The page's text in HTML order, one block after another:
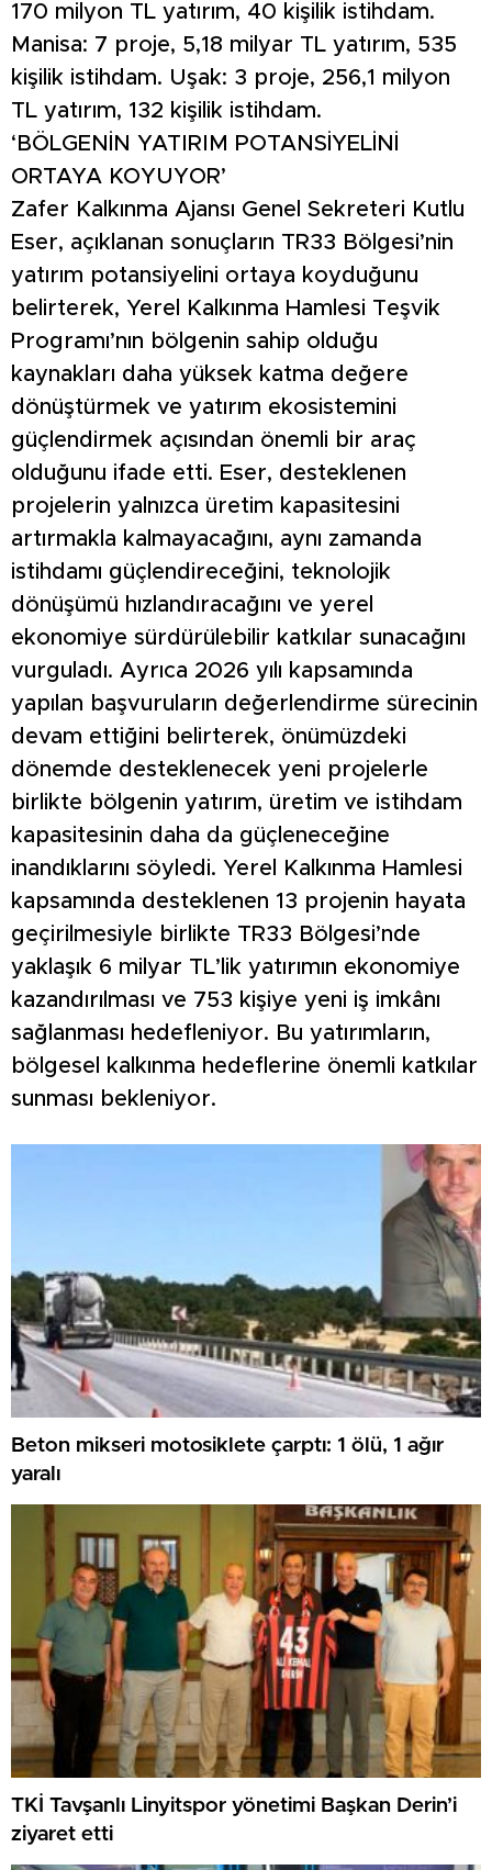
170 milyon TL yatırım, 40 kişilik istihdam.
Manisa: 7 proje, 5,18 milyar TL yatırım, 535
kişilik istihdam. Uşak: 3 proje, 256,1 milyon
TL yatırım, 132 kişilik istihdam.
‘BÖLGENİN YATIRIM POTANSİYELİNİ
ORTAYA KOYUYOR’
Zafer Kalkınma Ajansı Genel Sekreteri Kutlu
Eser, açıklanan sonuçların TR33 Bölgesi’nin
yatırım potansiyelini ortaya koyduğunu
belirterek, Yerel Kalkınma Hamlesi Teşvik
Programı’nın bölgenin sahip olduğu
kaynakları daha yüksek katma değere
dönüştürmek ve yatırım ekosistemini
güçlendirmek açısından önemli bir araç
olduğunu ifade etti. Eser, desteklenen
projelerin yalnızca üretim kapasitesini
artırmakla kalmayacağını, aynı zamanda
istihdamı güçlendireceğini, teknolojik
dönüşümü hızlandıracağını ve yerel
ekonomiye sürdürülebilir katkılar sunacağını
vurguladı. Ayrıca 2026 yılı kapsamında
yapılan başvuruların değerlendirme sürecinin
devam ettiğini belirterek, önümüzdeki
dönemde desteklenecek yeni projelerle
birlikte bölgenin yatırım, üretim ve istihdam
kapasitesinin daha da güçleneceğine
inandıklarını söyledi. Yerel Kalkınma Hamlesi
kapsamında desteklenen 13 projenin hayata
geçirilmesiyle birlikte TR33 Bölgesi’nde
yaklaşık 6 milyar TL’lik yatırımın ekonomiye
kazandırılması ve 753 kişiye yeni iş imkânı
sağlanması hedefleniyor. Bu yatırımların,
bölgesel kalkınma hedeflerine önemli katkılar
sunması bekleniyor.
Beton mikseri motosiklete çarptı: 1 ölü, 1 ağır
yaralı
TKİ Tavşanlı Linyitspor yönetimi Başkan Derin’i
ziyaret etti